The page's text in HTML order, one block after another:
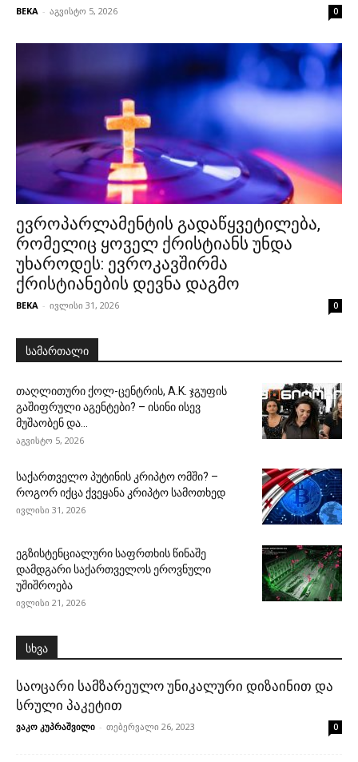
BEKA - აგვისტო 5, 2026 0
ევროპარლამენტის გადაწყვეტილება,
რომელიც ყოველ ქრისტიანს უნდა
უხაროდეს: ევროკავშირმა
ქრისტიანების დევნა დაგმო
BEKA - ივლისი 31, 2026 0
სამართალი
თაღლითური ქოლ-ცენტრის, A.K. ჯგუფის
გაშიფრული აგენტები? – ისინი ისევ
მუშაობენ და...
აგვისტო 5, 2026
საქართველო პუტინის კრიპტო ომში? –
როგორ იქცა ქვეყანა კრიპტო სამოთხედ
ივლისი 31, 2026
ეგზისტენციალური საფრთხის წინაშე
დამდგარი საქართველოს ეროვნული
უშიშროება
ივლისი 21, 2026
სხვა
საოცარი სამზარეულო უნიკალური დიზაინით და
სრული პაკეტით
ვაკო კუპრაშვილი - თებერვალი 26, 2023 0